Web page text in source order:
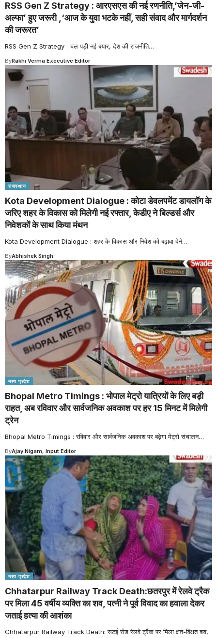
RSS Gen Z Strategy : आरएसएस की नई रणनीति,’जेन-जी-
अल्फा’ हुए जरूरी ,‘आज के युवा भटके नहीं, सही संवाद और मार्गदर्शन
की जरूरत’
RSS Gen Z Strategy : चल पड़ी नई बयार, देश की राजनीति…
ByRakhi Verma Executive Editor
राजस्थान
Kota Development Dialogue : कोटा डेवलपमेंट डायलॉग के
जरिए शहर के विकास को मिलेगी नई रफ्तार, केडीए ने बिल्डर्स और
निवेशकों के साथ किया मंथन
Kota Development Dialogue : शहर के विकास और निवेश को बढ़ावा देने…
ByAbhishek Singh
मध्य प्रदेश
Bhopal Metro Timings : भोपाल मेट्रो यात्रियों के लिए बड़ी
राहत, अब रविवार और सार्वजनिक अवकाश पर हर 15 मिनट में मिलेगी
ट्रेन
Bhopal Metro Timings : रविवार और सार्वजनिक अवकाश पर बढ़ेगा मेट्रो संचालन…
ByAjay Nigam, Input Editor
मध्य प्रदेश
Chhatarpur Railway Track Death:छतरपुर में रेलवे ट्रैक
पर मिला 45 वर्षीय व्यक्ति का शव, पत्नी ने पूर्व विवाद का हवाला देकर
जताई हत्या की आशंका
Chhatarpur Railway Track Death: सटई रोड रेलवे ट्रैक पर मिला क्षत-विक्षत शव,